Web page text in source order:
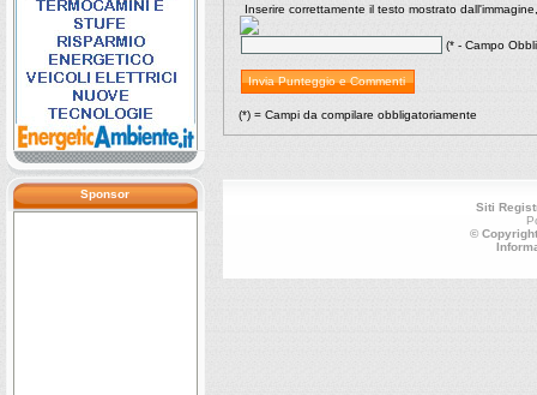
Sponsor
Inserire correttamente il testo mostrato
(* - Campo
(*) = Campi da compilare obbligatoriamente
Siti
©